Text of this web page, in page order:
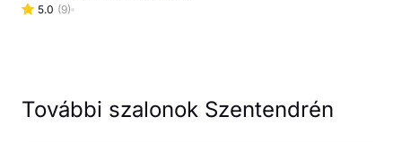
5.0 (9)
További szalonok Szentendrén